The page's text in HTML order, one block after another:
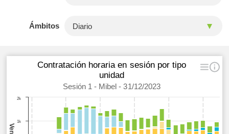
Ámbitos
Contratación horaria en sesión por tipo
unidad
Sesión 1 - Mibel - 31/12/2023
1k
2k